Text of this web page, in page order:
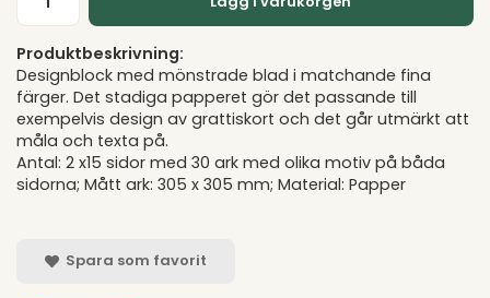
Produktbeskrivning:
Designblock med mönstrade blad i matchande fina
färger. Det stadiga papperet gör det passande till
exempelvis design av grattiskort och det går utmärkt att
måla och texta på.
Antal: 2 x15 sidor med 30 ark med olika motiv på båda
sidorna; Mått ark: 305 x 305 mm; Material: Papper
Spara som favorit